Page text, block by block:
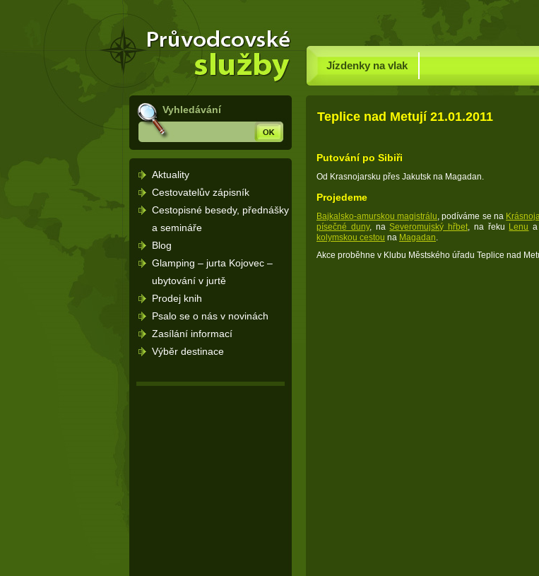
stránka
navigaci)
Teplice nad Metují 21.01.2011
Putování po Sibiři
Od Krasnojarsku přes Jakutsk na Magadan.
Projedeme
Bajkalsko-amurskou magistrálu, podíváme se na
písečné duny, naSeveromujský hřbet, na řeku Lenu a
kolymskou cestou na Magadan.
Akce proběhne v Klubu Městského úřadu Teplice nad
Aktuality
Cestovatelův zápisník
Cestopisné besedy, přednášky
a semináře
Blog
Glamping – jurta Kojovec –
ubytování v jurtě
Prodej knih
Psalo se o nás v novinách
Zasílání informací
Výběr destinace
Vyhledávání
Hledej
Jízdenky na vlak